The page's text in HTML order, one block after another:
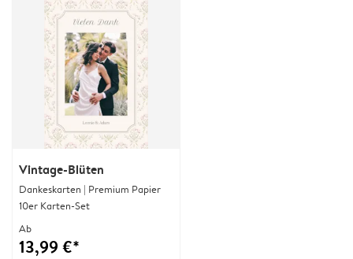
Vintage-Blüten
Dankeskarten | Premium Papier
10er Karten-Set
Ab
13,99 €*